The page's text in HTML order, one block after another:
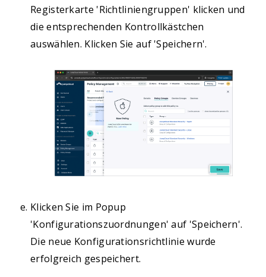
Registerkarte 'Richtliniengruppen' klicken und
die entsprechenden Kontrollkästchen
auswählen. Klicken Sie auf 'Speichern'.
Klicken Sie im Popup
'Konfigurationszuordnungen' auf 'Speichern'.
Die neue Konfigurationsrichtlinie wurde
erfolgreich gespeichert.